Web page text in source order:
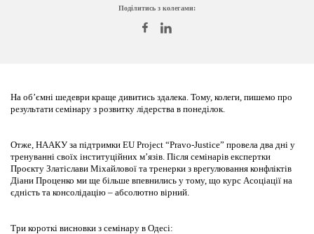
Поділитись з колегами:
На об’ємні шедеври краще дивитись здалека. Тому, колеги, пишемо про
результати семінару з розвитку лідерства в понеділок.
Отже, НААКУ за підтримки EU Project “Pravo-Justice” провела два дні у
тренуванні своїх інституційних м’язів. Після семінарів експертки
Проєкту Златіслави Міхайлової та тренерки з врегулювання конфліктів
Діани Проценко ми ще більше впевнились у тому, що курс Асоціації на
єдність та консолідацію – абсолютно вірний.
Три короткі висновки з семінару в Одесі: